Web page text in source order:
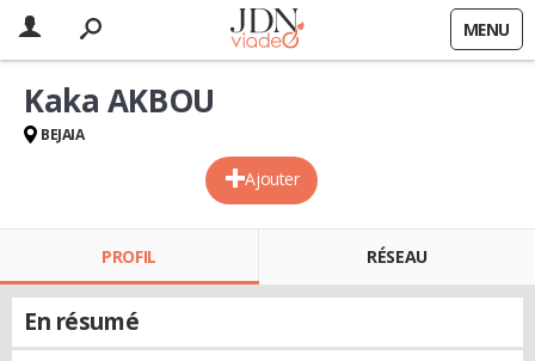
MENU
Ajouter
Kaka AKBOU
BEJAIA
PROFIL RÉSEAU
En résumé